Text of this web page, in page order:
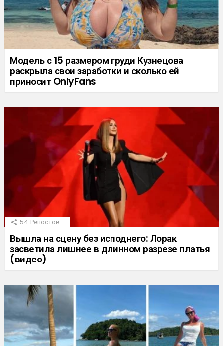
Модель с 15 размером груди Кузнецова
раскрыла свои заработки и сколько ей
приносит OnlyFans
54 Репостов
Вышла на сцену без исподнего: Лорак
засветила лишнее в длинном разрезе платья
(видео)